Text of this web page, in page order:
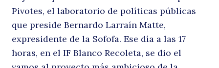
Pivotes, el laboratorio de políticas públicas
que preside Bernardo Larraín Matte,
expresidente de la Sofofa. Ese día a las 17
horas, en el IF Blanco Recoleta, se dio el